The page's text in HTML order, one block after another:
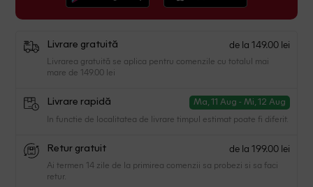
Livrare gratuită de la 149.00 lei
Livrarea gratuită se aplica pentru comenzile cu totalul mai
mare de 149.00 lei
Livrare rapidă Ma, 11 Aug - Mi, 12 Aug
In functie de localitatea de livrare timpul estimat poate fi diferit.
Retur gratuit de la 199.00 lei
Ai termen 14 zile de la primirea comenzii sa probezi si sa faci
retur.